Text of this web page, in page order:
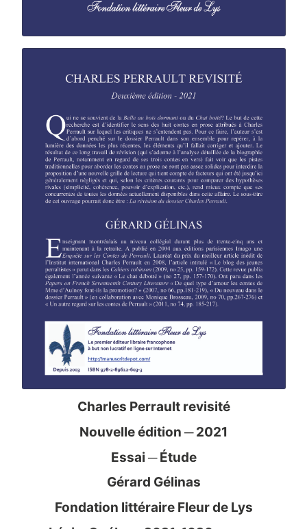
Charles Perrault revisité
Nouvelle édition ─ 2021
Essai ─ Étude
Gérard Gélinas
Fondation littéraire Fleur de Lys